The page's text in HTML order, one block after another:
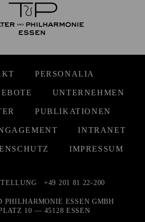
PERSONALIA
UNTERNEHMEN
PUBLIKATIONEN
INTRANET
IMPRESSUM
+49 201 81 22-200
PHILHARMONIE ESSEN GMBH
10 — 45128 ESSEN